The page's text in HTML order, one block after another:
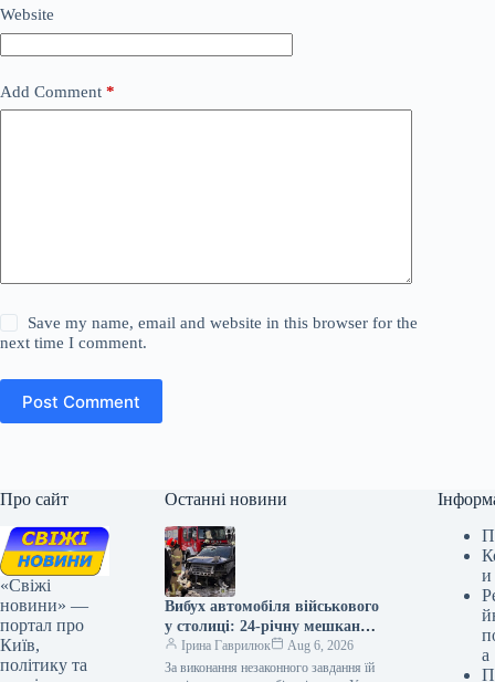
Website
Add Comment *
Save my name, email and website in this browser for the
next time I comment.
Post Comment
Про сайт
«Свіжі
новини» —
портал про
Київ,
політику та
Останні новини
Вибух автомобіля військового
у столиці: 24-річну мешканку
Києва засуджено на дев’ять
років позбавлення волі
Ірина Гаврилюк
Aug 6, 2026
За виконання незаконного завдання їй
и
а